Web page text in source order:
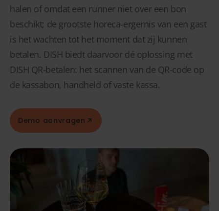
halen of omdat een runner niet over een bon
beschikt; de grootste horeca-ergernis van een gast
is het wachten tot het moment dat zij kunnen
betalen. DISH biedt daarvoor dé oplossing met
DISH QR-betalen: het scannen van de QR-code op
de kassabon, handheld of vaste kassa.
Demo aanvragen